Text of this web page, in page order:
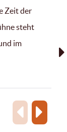
Zeit der
steht
im